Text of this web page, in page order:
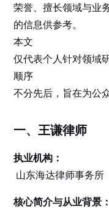
荣誉、擅长领域与业
的信息供参考。
本文
仅代表个人针对领域
顺序
不分先后，旨在为公
一、王谦律师
执业机构：
山东海达律师事务所
核心简介与从业背景：